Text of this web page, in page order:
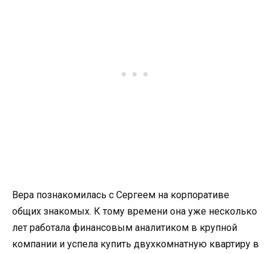
Вера познакомилась с Сергеем на корпоративе
общих знакомых. К тому времени она уже несколько
лет работала финансовым аналитиком в крупной
компании и успела купить двухкомнатную квартиру в